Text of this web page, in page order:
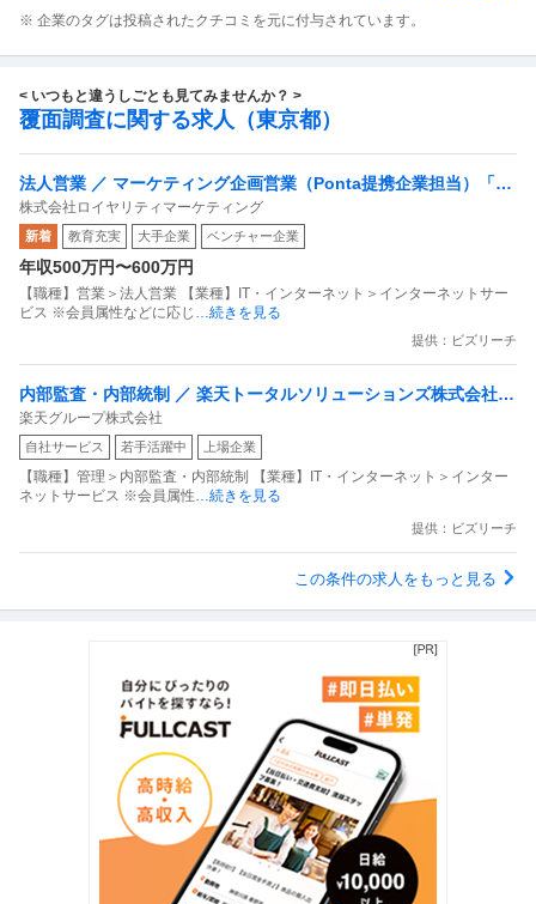
※ 企業のタグは投稿されたクチコミを元に付与されています。
< いつもと違うしごとも見てみませんか？ >
覆面調査に関する求人（東京都）
法人営業 ／ マーケティング企画営業（Ponta提携企業担当）「国
内最大級の共通ポイントサービスを展開／無駄のない消費社会を
目指すデータマーケティングカンパニー」
株式会社ロイヤリティマーケティング
新着 教育充実 大手企業 ベンチャー企業
年収500万円〜600万円
【職種】営業＞法人営業 【業種】IT・インターネット＞インターネットサー
ビス ※会員属性などに応じ
…続きを見る
提供：ビズリーチ
内部監査・内部統制 ／ 楽天トータルソリューションズ株式会社
戦略事業コンプライアンス支援部 業務統制支援課：ショップコン
プライアンス推進担当（SBCSD）
楽天グループ株式会社
自社サービス 若手活躍中 上場企業
【職種】管理＞内部監査・内部統制 【業種】IT・インターネット＞インター
ネットサービス ※会員属性 …続きを見る
提供：ビズリーチ
この条件の求人をもっと見る